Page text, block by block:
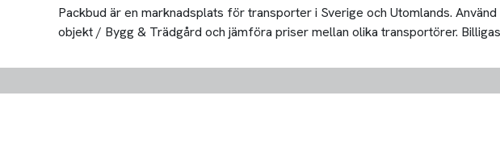
Packbud är en marknadsplats för transporter i Sverige och Utomlands.
objekt / Bygg & Trädgård och jämföra priser mellan olika transportörer.